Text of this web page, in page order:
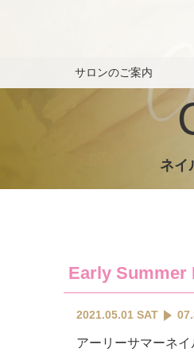
サロンのご案内
ネイ
Early Summer
2021.05.01 SAT
アーリーサマーネ